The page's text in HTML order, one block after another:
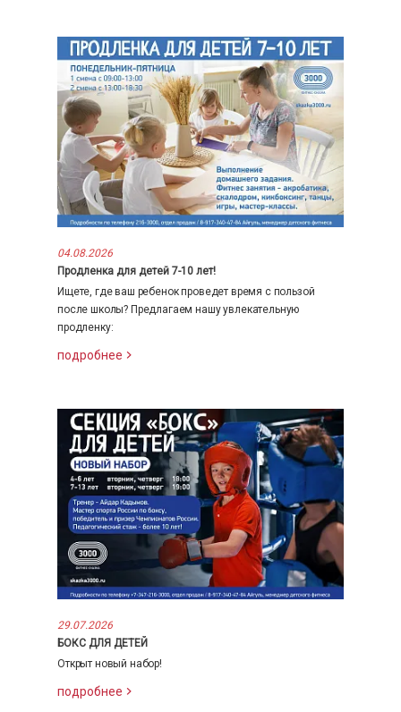
04.08.2026
Продленка для детей 7-10 лет!
Ищете, где ваш ребенок проведет время с пользой
после школы? Предлагаем нашу увлекательную
продленку:
подробнее
29.07.2026
БОКС ДЛЯ ДЕТЕЙ
Открыт новый набор!
подробнее